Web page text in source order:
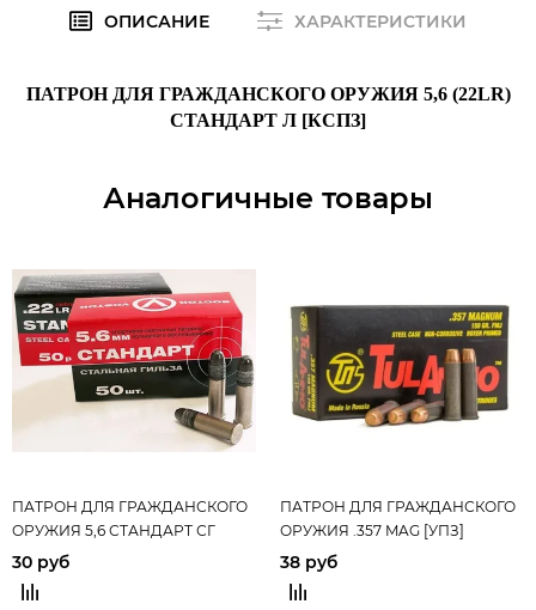
ОПИСАНИЕ ХАРАКТЕРИСТИКИ
ПАТРОН ДЛЯ ГРАЖДАНСКОГО ОРУЖИЯ 5,6 (22LR)
СТАНДАРТ Л [КСПЗ]
Аналогичные товары
ПАТРОН ДЛЯ ГРАЖДАНСКОГО
ОРУЖИЯ 5,6 СТАНДАРТ СГ
[КСПЗ]
30 руб
ПАТРОН ДЛЯ ГРАЖДАНСКОГО
ОРУЖИЯ .357 MAG [УПЗ]
38 руб